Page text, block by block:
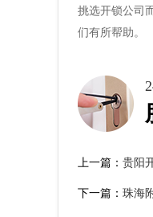
挑选开锁公司
们有所帮助。
上一篇： 贵阳
下一篇： 珠海